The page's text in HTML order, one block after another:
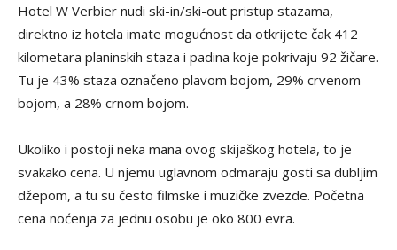
Hotel W Verbier nudi ski-in/ski-out pristup stazama,
direktno iz hotela imate mogućnost da otkrijete čak 412
kilometara planinskih staza i padina koje pokrivaju 92 žičare.
Tu je 43% staza označeno plavom bojom, 29% crvenom
bojom, a 28% crnom bojom.
Ukoliko i postoji neka mana ovog skijaškog hotela, to je
svakako cena. U njemu uglavnom odmaraju gosti sa dubljim
džepom, a tu su često filmske i muzičke zvezde. Početna
cena noćenja za jednu osobu je oko 800 evra.